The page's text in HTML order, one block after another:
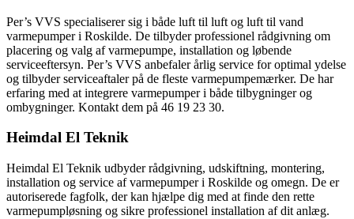
Per’s VVS specialiserer sig i både luft til luft og luft til vand
varmepumper i Roskilde. De tilbyder professionel rådgivning om
placering og valg af varmepumpe, installation og løbende
serviceeftersyn. Per’s VVS anbefaler årlig service for optimal ydelse
og tilbyder serviceaftaler på de fleste varmepumpemærker. De har
erfaring med at integrere varmepumper i både tilbygninger og
ombygninger. Kontakt dem på 46 19 23 30.
Heimdal El Teknik
Heimdal El Teknik udbyder rådgivning, udskiftning, montering,
installation og service af varmepumper i Roskilde og omegn. De er
autoriserede fagfolk, der kan hjælpe dig med at finde den rette
varmepumpløsning og sikre professionel installation af dit anlæg.